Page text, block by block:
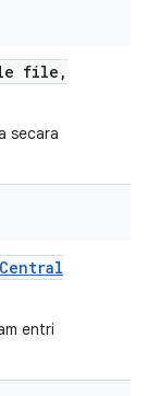
file ,
secara
Central
entri